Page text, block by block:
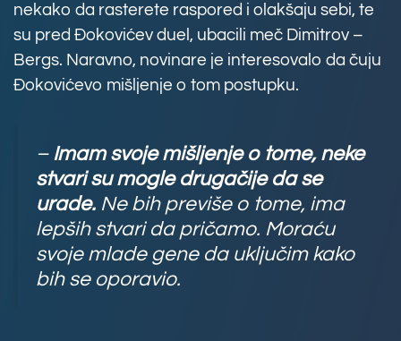
nekako da rasterete raspored i olakšaju sebi, te
su pred Đokovićev duel, ubacili meč Dimitrov –
Bergs. Naravno, novinare je interesovalo da čuju
Đokovićevo mišljenje o tom postupku.
– Imam svoje mišljenje o tome, neke
stvari su mogle drugačije da se
urade. Ne bih previše o tome, ima
lepših stvari da pričamo. Moraću
svoje mlade gene da uključim kako
bih se oporavio.